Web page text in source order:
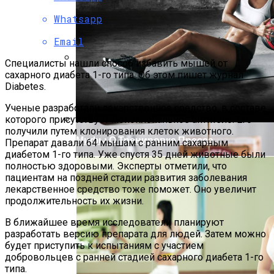
Как Готовить Ирландский Содовый
Хлеб: Классические Рецепты
Мифы О Тренировке Пресса
Whatsapp
Email
Специалисты нашли способ избавить мышей от
сахарного диабета 1-го типа. Об этом пишет журнал
Diabetes.
Ученые разработали лекарственное средство, в составе
которого присутствует моноклональное антитело. Его
получили путем клонирования клеток животного.
Препарат давали 64 мышам с ранним сахарным
диабетом 1-го типа. Уже спустя 35 дней животные были
полностью здоровыми. Эксперты отметили, что
пациентам на поздней стадии развития заболевания
лекарственное средство тоже поможет. Оно увеличит
продолжительность их жизни.
В ближайшее время исследователи планируют
разработать версию препарата для людей. Затем можно
будет приступить к испытаниям с участием
добровольцев с ранней стадией сахарного диабета 1-го
типа.